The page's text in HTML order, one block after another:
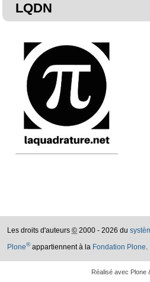
LQDN
Les droits d'auteurs © 2000 - 2026 du
Plone®appartiennent à la Fondation Plone
Réalisé avec Plone